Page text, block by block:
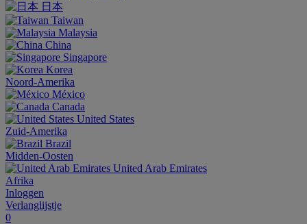
日本
Taiwan
Malaysia
China
Singapore
Korea
Noord-Amerika
México
Canada
United States
Zuid-Amerika
Brazil
Midden-Oosten
United Arab Emirates
Afrika
Inloggen
Verlanglijstje
0